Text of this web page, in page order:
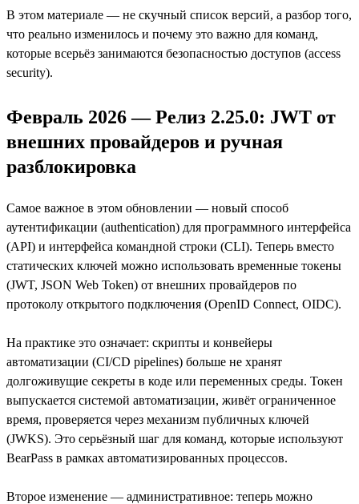
В этом материале — не скучный список версий, а разбор того,
что реально изменилось и почему это важно для команд,
которые всерьёз занимаются безопасностью доступов (access
security).
Февраль 2026 — Релиз 2.25.0: JWT от
внешних провайдеров и ручная
разблокировка
Самое важное в этом обновлении — новый способ
аутентификации (authentication) для программного интерфейса
(API) и интерфейса командной строки (CLI). Теперь вместо
статических ключей можно использовать временные токены
(JWT, JSON Web Token) от внешних провайдеров по
протоколу открытого подключения (OpenID Connect, OIDC).
На практике это означает: скрипты и конвейеры
автоматизации (CI/CD pipelines) больше не хранят
долгоживущие секреты в коде или переменных среды. Токен
выпускается системой автоматизации, живёт ограниченное
время, проверяется через механизм публичных ключей
(JWKS). Это серьёзный шаг для команд, которые используют
BearPass в рамках автоматизированных процессов.
Второе изменение — административное: теперь можно